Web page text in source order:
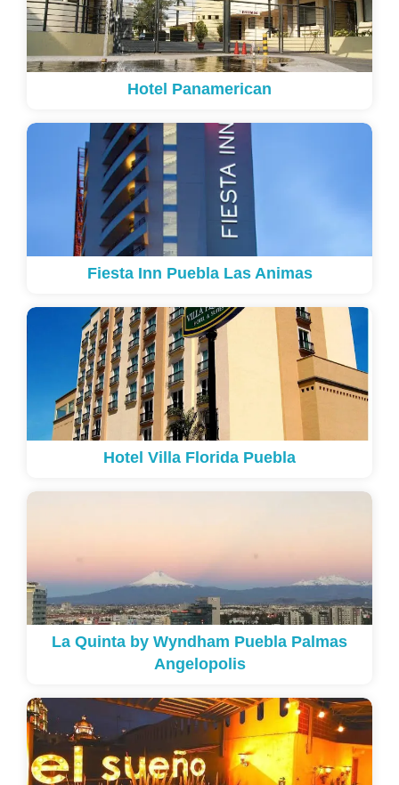
Hotel Panamerican
Fiesta Inn Puebla Las Animas
Hotel Villa Florida Puebla
La Quinta by Wyndham Puebla Palmas
Angelopolis